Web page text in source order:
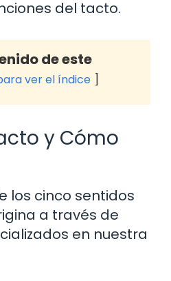
del tacto.
de este
ver el índice
y Cómo
los cinco sentidos
a través de
en nuestra